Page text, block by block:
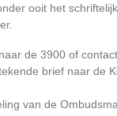
ooit het
de 3900 of
brief naar de
van de